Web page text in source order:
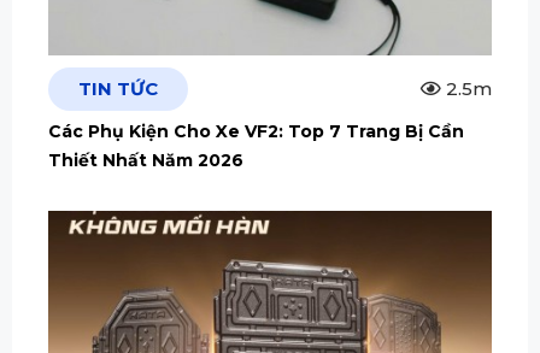
TIN TỨC 2.5m
Các Phụ Kiện Cho Xe VF2: Top 7 Trang Bị Cần
Thiết Nhất Năm 2026